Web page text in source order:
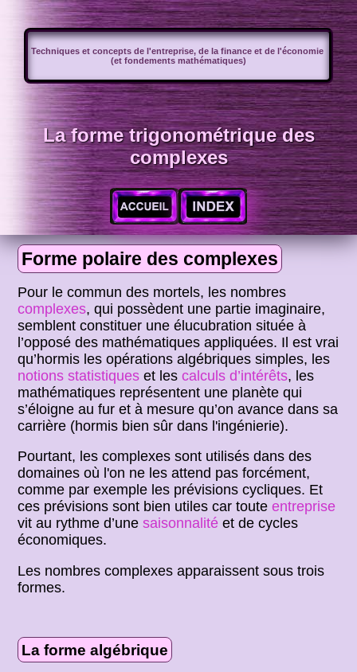
Techniques et concepts de l'entreprise, de la finance et de l'économie
(et fondements mathématiques)
La forme trigonométrique des
complexes
Forme polaire des complexes
Pour le commun des mortels, les nombres
complexes, qui possèdent une partie imaginaire,
semblent constituer une élucubration située à
l’opposé des mathématiques appliquées. Il est vrai
qu’hormis les opérations algébriques simples, les
notions statistiques et lescalculs d’intérêts, les
mathématiques représentent une planète qui
s’éloigne au fur et à mesure qu’on avance dans sa
carrière (hormis bien sûr dans l'ingénierie).
Pourtant, les complexes sont utilisés dans des
domaines où l'on ne les attend pas forcément,
comme par exemple les prévisions cycliques. Et
ces prévisions sont bien utiles car touteentreprise
vit au rythme d’unesaisonnalité et de cycles
économiques.
Les nombres complexes apparaissent sous trois
formes.
La forme algébrique